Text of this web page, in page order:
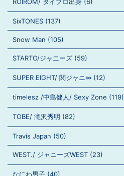
SixTONES (137)
Snow Man (105)
STARTO/ジャニーズ (59)
SUPER EIGHT/ 関ジャニ∞ (12)
timelesz /中島健人/ Sexy Zone (119)
TOBE/ 滝沢秀明 (82)
Travis Japan (50)
WEST./ ジャニーズWEST (23)
なにわ男子 (40)